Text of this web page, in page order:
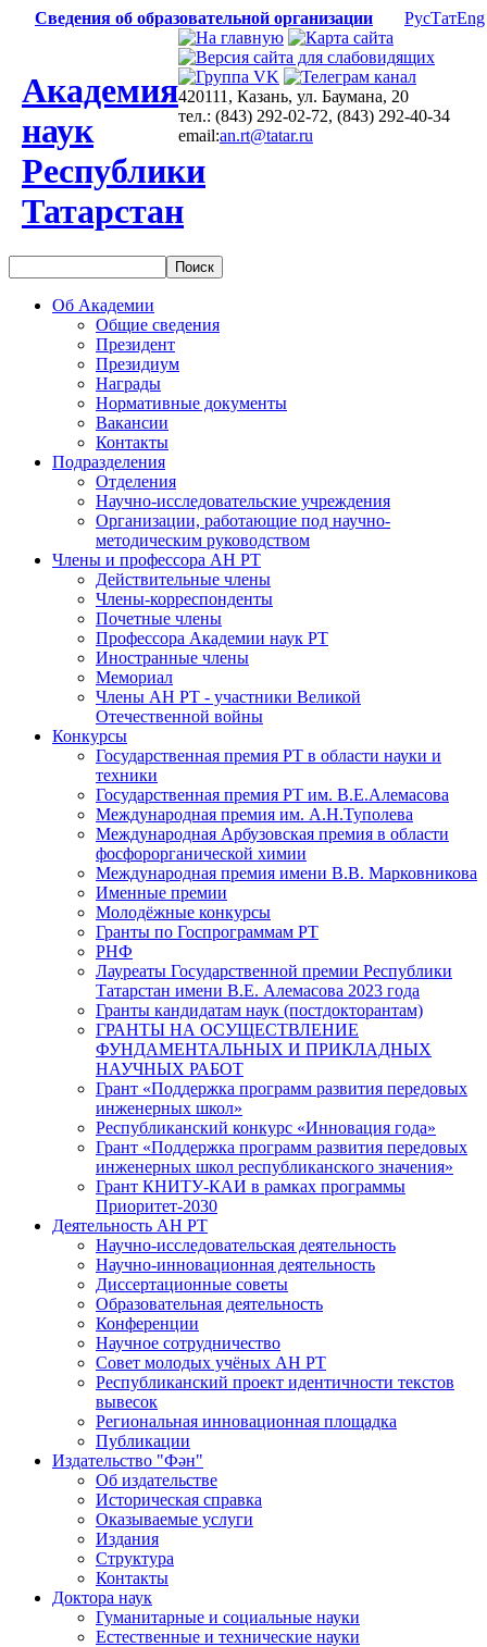
Сведения об образовательной организации РусТатEng
Академия
наук
Республики
Татарстан
420111, Казань, ул. Баумана, 20
тел.: (843) 292-02-72, (843) 292-40-34
email:an.rt@tatar.ru
Об Академии
Общие сведения
Президент
Президиум
Награды
Нормативные документы
Вакансии
Контакты
Подразделения
Отделения
Научно-исследовательские учреждения
Организации, работающие под научно-
методическим руководством
Члены и профессора АН РТ
Действительные члены
Члены-корреспонденты
Почетные члены
Профессора Академии наук РТ
Иностранные члены
Мемориал
Члены АН РТ - участники Великой
Отечественной войны
Конкурсы
Государственная премия РТ в области науки и
техники
Государственная премия РТ им. В.Е.Алемасова
Международная премия им. А.Н.Туполева
Международная Арбузовская премия в области
фосфорорганической химии
Международная премия имени В.В. Марковникова
Именные премии
Молодёжные конкурсы
Гранты по Госпрограммам РТ
РНФ
Лауреаты Государственной премии Республики
Татарстан имени В.Е. Алемасова 2023 года
Гранты кандидатам наук (постдокторантам)
ГРАНТЫ НА ОСУЩЕСТВЛЕНИЕ
ФУНДАМЕНТАЛЬНЫХ И ПРИКЛАДНЫХ
НАУЧНЫХ РАБОТ
Грант «Поддержка программ развития передовых
инженерных школ»
Республиканский конкурс «Инновация года»
Грант «Поддержка программ развития передовых
инженерных школ республиканского значения»
Грант КНИТУ-КАИ в рамках программы
Приоритет-2030
Деятельность АН РТ
Научно-исследовательская деятельность
Научно-инновационная деятельность
Диссертационные советы
Образовательная деятельность
Конференции
Научное сотрудничество
Совет молодых учёных АН РТ
Республиканский проект идентичности текстов
вывесок
Региональная инновационная площадка
Публикации
Издательство "Фән"
Об издательстве
Историческая справка
Оказываемые услуги
Издания
Структура
Контакты
Доктора наук
Гуманитарные и социальные науки
Естественные и технические науки